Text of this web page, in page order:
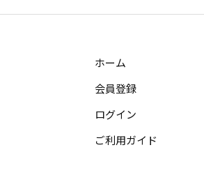
ホーム
会員登録
ログイン
ご利用ガイド